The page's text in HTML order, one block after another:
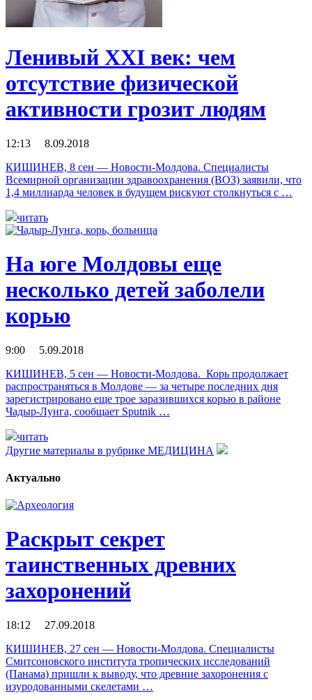
Ленивый XXI век: чем
отсутствие физической
активности грозит людям
12:13 8.09.2018
КИШИНЕВ, 8 сен — Новости-Молдова. Специалисты
Всемирной организации здравоохранения (ВОЗ) заявили, что
1,4 миллиарда человек в будущем рискуют столкнуться с …
читать
На юге Молдовы еще
несколько детей заболели
корью
9:00 5.09.2018
КИШИНЕВ, 5 сен — Новости-Молдова. Корь продолжает
распространяться в Молдове — за четыре последних дня
зарегистрировано еще трое заразившихся корью в районе
Чадыр-Лунга, сообщает Sputnik …
читать
Другие материалы в рубрике МЕДИЦИНА
Актуально
Раскрыт секрет
таинственных древних
захоронений
18:12 27.09.2018
КИШИНЕВ, 27 сен — Новости-Молдова. Специалисты
Смитсоновского института тропических исследований
(Панама) пришли к выводу, что древние захоронения с
изуродованными скелетами …